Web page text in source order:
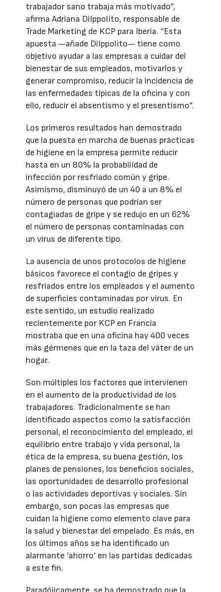
trabajador sano trabaja más motivado”,
afirma Adriana DiIppolito, responsable de
Trade Marketing de KCP para Iberia. “Esta
apuesta —añade DiIppolito— tiene como
objetivo ayudar a las empresas a cuidar del
bienestar de sus empleados, motivarlos y
generar compromiso, reducir la incidencia de
las enfermedades típicas de la oficina y con
ello, reducir el absentismo y el presentismo”.
Los primeros resultados han demostrado
que la puesta en marcha de buenas prácticas
de higiene en la empresa permite reducir
hasta en un 80% la probabilidad de
infección por resfriado común y gripe.
Asimismo, disminuyó de un 40 a un 8% el
número de personas que podrían ser
contagiadas de gripe y se redujo en un 62%
el número de personas contaminadas con
un virus de diferente tipo.
La ausencia de unos protocolos de higiene
básicos favorece el contagio de gripes y
resfriados entre los empleados y el aumento
de superficies contaminadas por virus. En
este sentido, un estudio realizado
recientemente por KCP en Francia
mostraba que en una oficina hay 400 veces
más gérmenes que en la taza del váter de un
hogar.
Son múltiples los factores que intervienen
en el aumento de la productividad de los
trabajadores. Tradicionalmente se han
identificado aspectos como la satisfacción
personal, el reconocimiento del empleado, el
equilibrio entre trabajo y vida personal, la
ética de la empresa, su buena gestión, los
planes de pensiones, los beneficios sociales,
las oportunidades de desarrollo profesional
o las actividades deportivas y sociales. Sin
embargo, son pocas las empresas que
cuidan la higiene como elemento clave para
la salud y bienestar del empelado. Es más, en
los últimos años se ha identificado un
alarmante ‘ahorro’ en las partidas dedicadas
a este fin.